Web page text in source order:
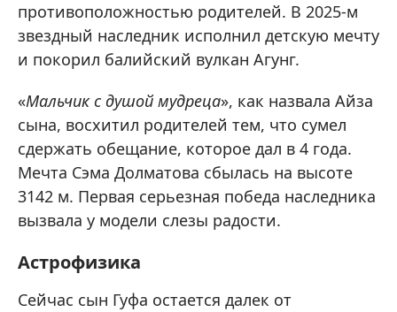
противоположностью родителей. В 2025-м
звездный наследник исполнил детскую мечту
и покорил балийский вулкан Агунг.
«Мальчик с душой мудреца», как назвала Айза
сына, восхитил родителей тем, что сумел
сдержать обещание, которое дал в 4 года.
Мечта Сэма Долматова сбылась на высоте
3142 м. Первая серьезная победа наследника
вызвала у модели слезы радости.
Астрофизика
Сейчас сын Гуфа остается далек от